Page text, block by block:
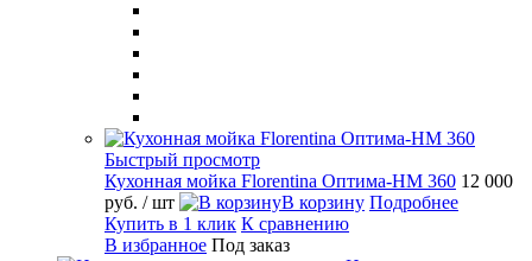
Быстрый просмотр
Кухонная мойка Florentina Оптима-HM 360 12 000
руб. / шт В корзину Подробнее
Купить в 1 клик К сравнению
В избранное Под заказ